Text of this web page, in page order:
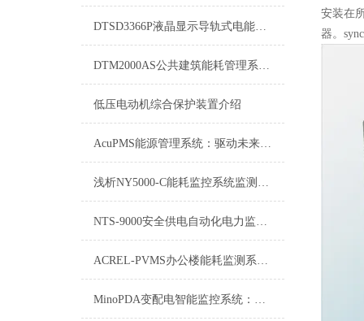
DTSD3366P液晶显示导轨式电能表DTSD3366P操作
DTM2000AS公共建筑能耗管理系统DTM2000AS操作使用
低压电动机综合保护装置介绍
AcuPMS能源管理系统：驱动未来能源高效利用的引擎
浅析NY5000-C能耗监控系统监测模块所具备的核心功能
NTS-9000安全供电自动化电力监控系统的研究与应用
ACREL-PVMS办公楼能耗监测系统：开启节能办公新篇章
MinoPDA变配电智能监控系统：电力变配环节的智能引擎
安装在
器。